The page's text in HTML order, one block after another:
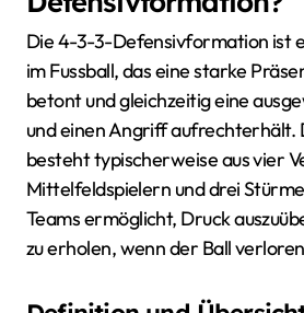
Die 4-3-3-Defensivformation ist
im Fussball, das eine starke
betont und gleichzeitig eine
und einen Angriff aufrechterhält.
besteht typischerweise aus vier
Mittelfeldspielern und drei
Teams ermöglicht, Druck
zu erholen, wenn der Ball